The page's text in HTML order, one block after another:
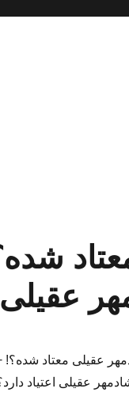
عقیلی
عقیلی معتاد
شادمهر عقیلی اعتیاد